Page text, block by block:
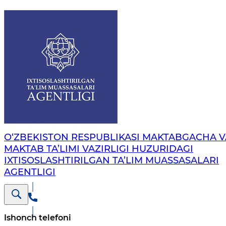
O‘ZBEKISTON RESPUBLIKASI MAKTABGACHA
MAKTAB TA’LIMI VAZIRLIGI HUZURIDAGI
IXTISOSLASHTIRILGAN TA’LIM MUASSASALARI
AGENTLIGI
Ishonch telefoni